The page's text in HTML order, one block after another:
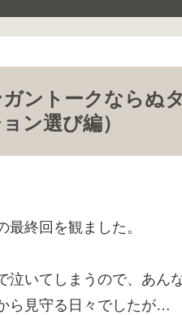
ントークならぬ
ン選び編）
最終回を観ました。
泣いてしまうので、あん
ら見守る日々でしたが…